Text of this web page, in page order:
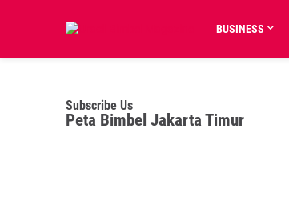
BUSINESS
Subscribe Us
Peta Bimbel Jakarta Timur